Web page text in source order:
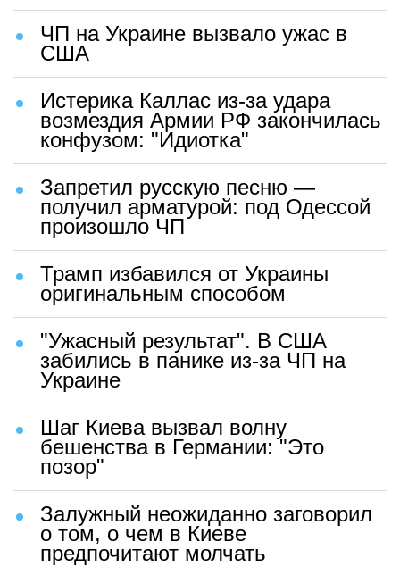
ЧП на Украине вызвало ужас в
США
Истерика Каллас из-за удара
возмездия Армии РФ закончилась
конфузом: "Идиотка"
Запретил русскую песню —
получил арматурой: под Одессой
произошло ЧП
Трамп избавился от Украины
оригинальным способом
"Ужасный результат". В США
забились в панике из-за ЧП на
Украине
Шаг Киева вызвал волну
бешенства в Германии: "Это
позор"
Залужный неожиданно заговорил
о том, о чем в Киеве
предпочитают молчать